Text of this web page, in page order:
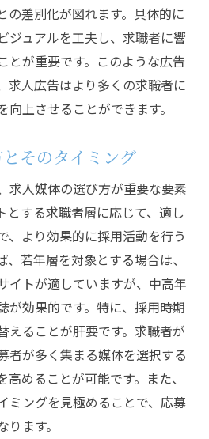
の差別化が図れます。具体的に
ジュアルを工夫し、求職者に響
とが重要です。このような広告
求人広告はより多くの求職者に
上させることができます。
そのタイミング
求人媒体の選び方が重要な要素
とする求職者層に応じて、適し
、より効果的に採用活動を行う
、若年層を対象とする場合は、
イトが適していますが、中高年
が効果的です。特に、採用時期
えることが肝要です。求職者が
者が多く集まる媒体を選択する
めることが可能です。また、
ミングを見極めることで、応募
ます。